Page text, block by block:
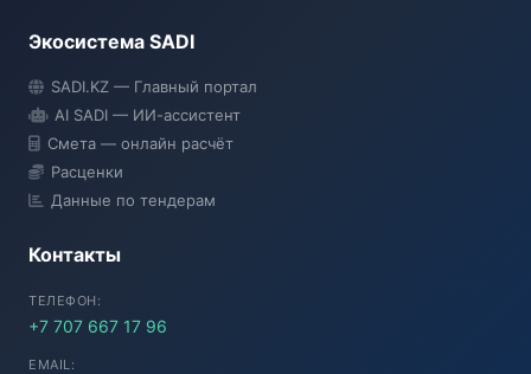
Экосистема SADI
SADI.KZ — Главный портал
AI SADI — ИИ-ассистент
Смета — онлайн расчёт
Расценки
Данные по тендерам
Контакты
ТЕЛЕФОН:
+7 707 667 17 96
EMAIL:
● Подключение...